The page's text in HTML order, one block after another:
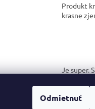
Odmietnuť
Produkt
krasne
Je super.